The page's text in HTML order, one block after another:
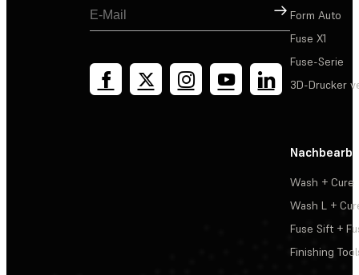
Registrieren
Form Auto
Fuse X1
Fuse-Serie
3D-Drucker
Wash + Cure
Wash L +
Fuse Sift +
Finishing